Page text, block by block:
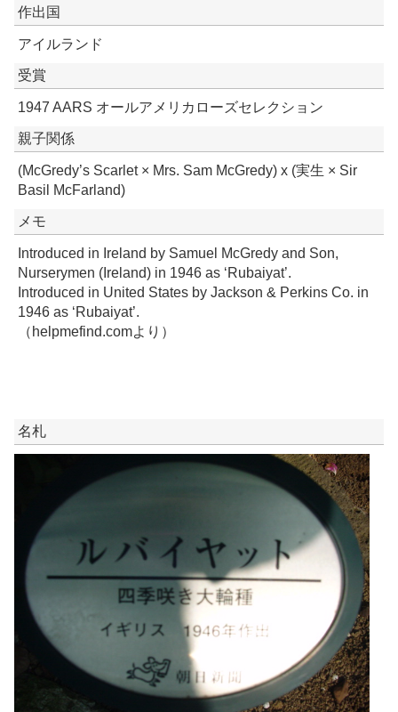
作出国
アイルランド
受賞
1947 AARS オールアメリカローズセレクション
親子関係
(McGredy’s Scarlet × Mrs. Sam McGredy) x (実生 × Sir
Basil McFarland)
メモ
Introduced in Ireland by Samuel McGredy and Son,
Nurserymen (Ireland) in 1946 as ‘Rubaiyat’.
Introduced in United States by Jackson & Perkins Co. in
1946 as ‘Rubaiyat’.
（helpmefind.comより）
名札